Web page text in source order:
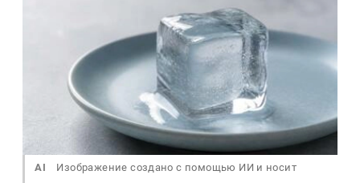
AI
Изображение создано с помощью ИИ и носит